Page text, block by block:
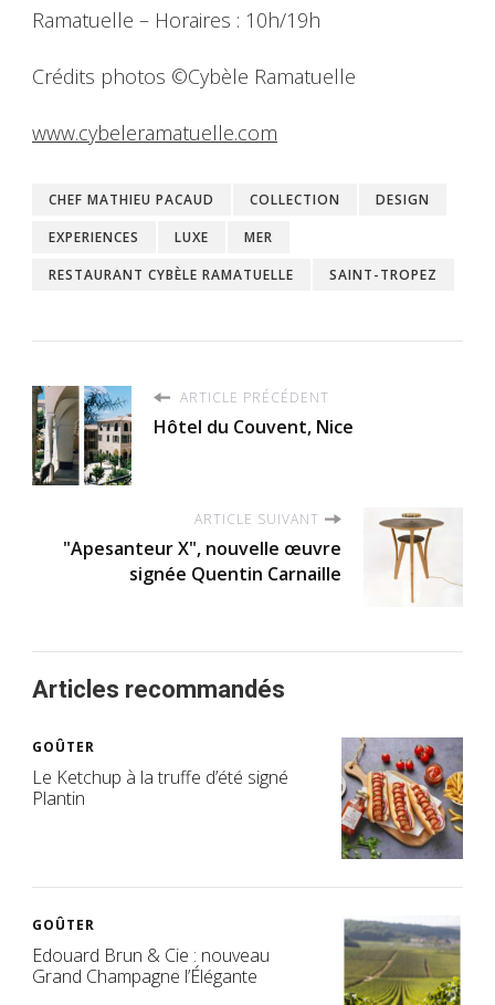
Ramatuelle – Horaires : 10h/19h
Crédits photos ©Cybèle Ramatuelle
www.cybeleramatuelle.com
CHEF MATHIEU PACAUD COLLECTION
DESIGN
EXPERIENCES
LUXE
MER
RESTAURANT CYBÈLE RAMATUELLE
SAINT-TROPEZ
ARTICLE PRÉCÉDENT
Hôtel du Couvent, Nice
ARTICLE SUIVANT
"Apesanteur X", nouvelle œuvre
signée Quentin Carnaille
Articles recommandés
GOÛTER
Le Ketchup à la truffe d’été signé
Plantin
GOÛTER
Edouard Brun & Cie : nouveau
Grand Champagne l’Élégante